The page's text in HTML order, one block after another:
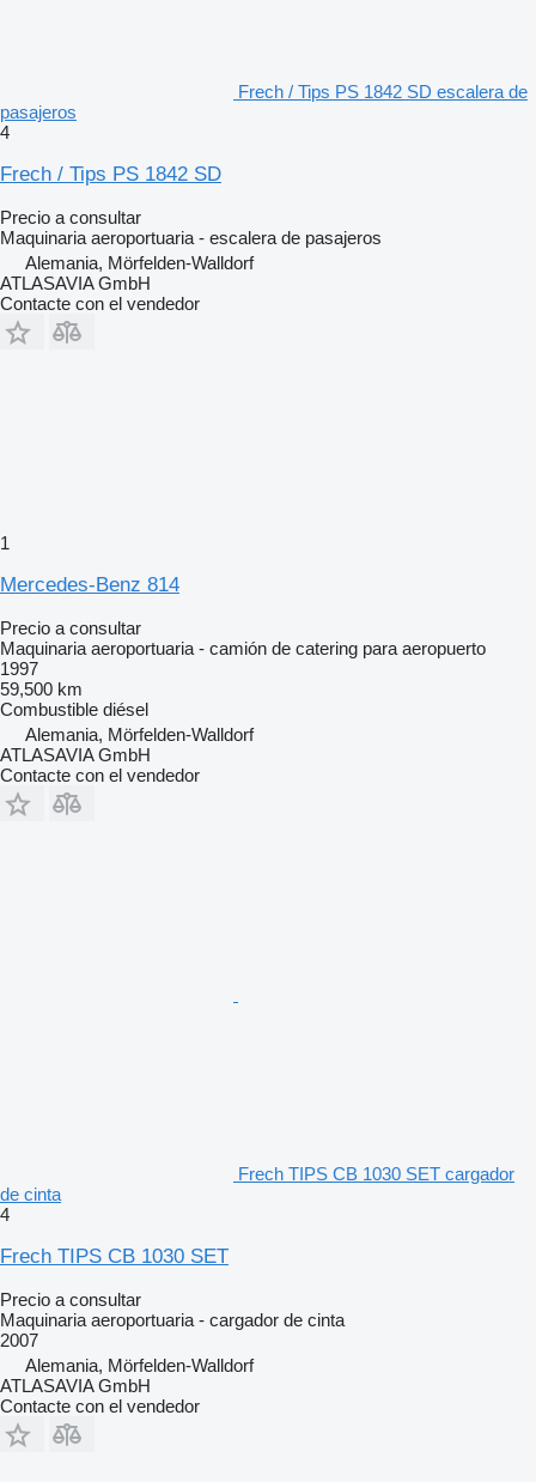
Frech / Tips PS 1842 SD escalera de
pasajeros
4
Frech / Tips PS 1842 SD
Precio a consultar
Maquinaria aeroportuaria - escalera de pasajeros
Alemania, Mörfelden-Walldorf
ATLASAVIA GmbH
Contacte con el vendedor
1
Mercedes-Benz 814
Precio a consultar
Maquinaria aeroportuaria - camión de catering para aeropuerto
1997
59,500 km
Combustible diésel
Alemania, Mörfelden-Walldorf
ATLASAVIA GmbH
Contacte con el vendedor
Frech TIPS CB 1030 SET cargador
de cinta
4
Frech TIPS CB 1030 SET
Precio a consultar
Maquinaria aeroportuaria - cargador de cinta
2007
Alemania, Mörfelden-Walldorf
ATLASAVIA GmbH
Contacte con el vendedor